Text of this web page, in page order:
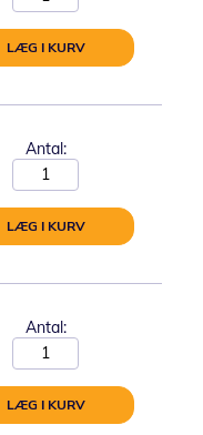
LÆG I KURV
Antal:
LÆG I KURV
Antal:
LÆG I KURV